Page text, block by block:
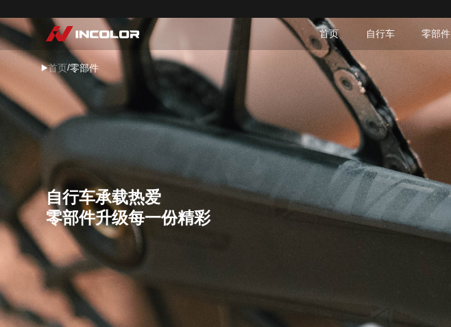
首页 自行车 零部件
自行车
零部件
骑行故事
关于我们
服务专区
门店查询
首页/零部件
自行车承载热爱
零部件升级每一份精彩